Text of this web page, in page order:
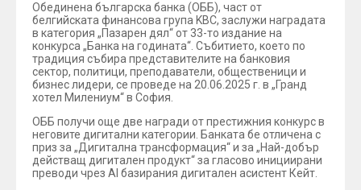
Обединена българска банка (ОББ), част от
белгийската финансова група KBC, заслужи наградата
в категория „Пазарен дял“ от 33-то издание на
конкурса „Банка на годината“. Събитието, което по
традиция събира представителите на банковия
сектор, политици, преподаватели, общественици и
бизнес лидери, се проведе на 20.06.2025 г. в „Гранд
хотел Милениум“ в София.
ОББ получи още две награди от престижния конкурс в
неговите дигитални категории. Банката бе отличена с
приз за „Дигитална трансформация“ и за „Най-добър
действащ дигитален продукт“ за гласово инициирани
преводи чрез AI базирания дигитален асистент Кейт.